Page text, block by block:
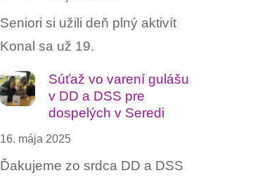
Seniori si užili deň plný aktivít
Konal sa už 19.
Súťaž vo varení gulášu ‍
v DD a DSS pre
dospelých v Seredi
16. mája 2025
Ďakujeme zo srdca DD a DSS